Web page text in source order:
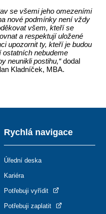
se všemi jeho omezeními
nové podmínky není vždy
všem, kteří se
a respektují uložené
upozornit ty, kteří je budou
ostatních nebudeme
neunikli postihu,“dodal
Kladníček, MBA.
Rychlá navigace
Úřední deska
Kariéra
Potřebuji vyřídit
Potřebuji zaplatit